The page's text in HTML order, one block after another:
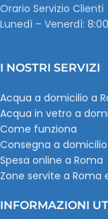
Orario Servizio Clienti
Lunedì – Venerdì:
I NOSTRI SERVIZI
Acqua a domicilio a
Acqua in vetro a
Come funziona
Consegna a domicilio
Spesa online a Roma
Zone servite a Roma
INFORMAZIONI